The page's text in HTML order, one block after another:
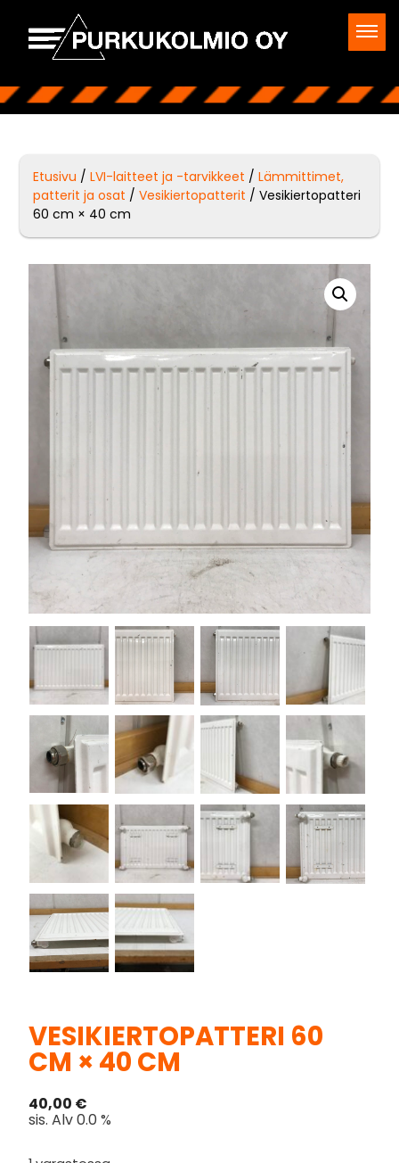
Etusivu /LVI-laitteet ja -tarvikkeet /Lämmittimet,
patterit ja osat /Vesikiertopatterit / Vesikiertopatteri
60 cm × 40 cm
VESIKIERTOPATTERI 60
CM × 40 CM
40,00 €
sis. Alv 0.0 %